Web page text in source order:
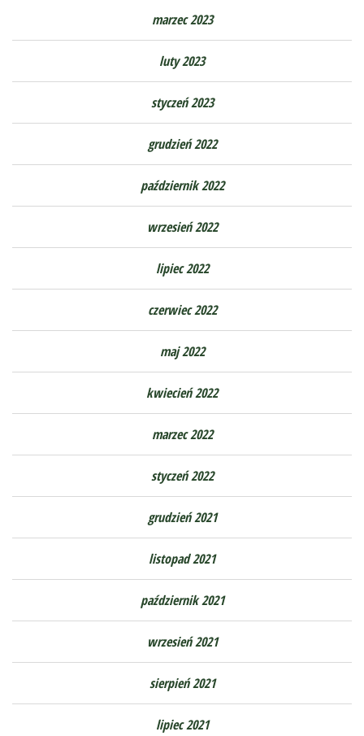
marzec 2023
luty 2023
styczeń 2023
grudzień 2022
październik 2022
wrzesień 2022
lipiec 2022
czerwiec 2022
maj 2022
kwiecień 2022
marzec 2022
styczeń 2022
grudzień 2021
listopad 2021
październik 2021
wrzesień 2021
sierpień 2021
lipiec 2021